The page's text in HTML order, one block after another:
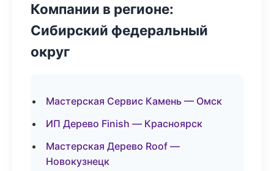
Компании в регионе:
Сибирский федеральный
округ
Мастерская Сервис Камень — Омск
ИП Дерево Finish — Красноярск
Мастерская Дерево Roof —
Новокузнецк